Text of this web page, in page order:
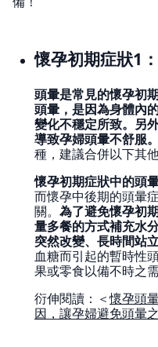
懷孕初期症狀1
頭暈是常見的懷孕初
頭暈，是因為身體內
變化不穩定所致。另
導致孕婦頭暈不舒服。
種，建議合併以下其
懷孕初期症狀中的頭
而懷孕中後期的頭暈
關。 為了避免懷孕初
量多餐的方式補充水
突然改變、長時間站
血糖而引起的暫時性
果或零食以備不時之需
衍伸閱讀：＜懷孕頭
因，讓孕婦避免頭暈